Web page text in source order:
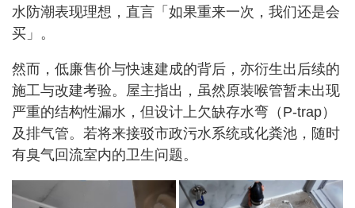
水防潮表现理想，直言「如果重来一次，我们还是会
买」。
然而，低廉售价与快速建成的背后，亦衍生出后续的
施工与改建考验。屋主指出，虽然原装喉管暂未出现
严重的结构性漏水，但设计上欠缺存水弯（P-trap）
及排气管。若将来接驳市政污水系统或化粪池，随时
有臭气回流室内的卫生问题。